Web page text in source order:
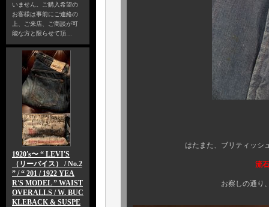
いません。ご購入希望の
お客様は事前にご連絡の
上、ご来店、ご商談が可
能な方と限らせて頂…
1920's〜 “ LEVI'S
（リーバイス） / No.2
” / “ 201 / 1922 YEA
R'S MODEL ” WAIST
OVERALLS / W. BUC
KLEBACK & SUSPE
はたまた、ブリティッシュのデ
流石
お察しの通り、同年代の